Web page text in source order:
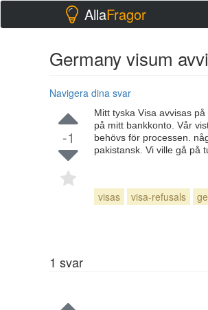
AllaFragor
Germany visum
Navigera dina svar
-1
Mitt tyska Visa avvisas
på mitt bankkonto. Vår
behövs för processen.
pakistansk. Vi ville gå på
visas visa-refusals
1 svar